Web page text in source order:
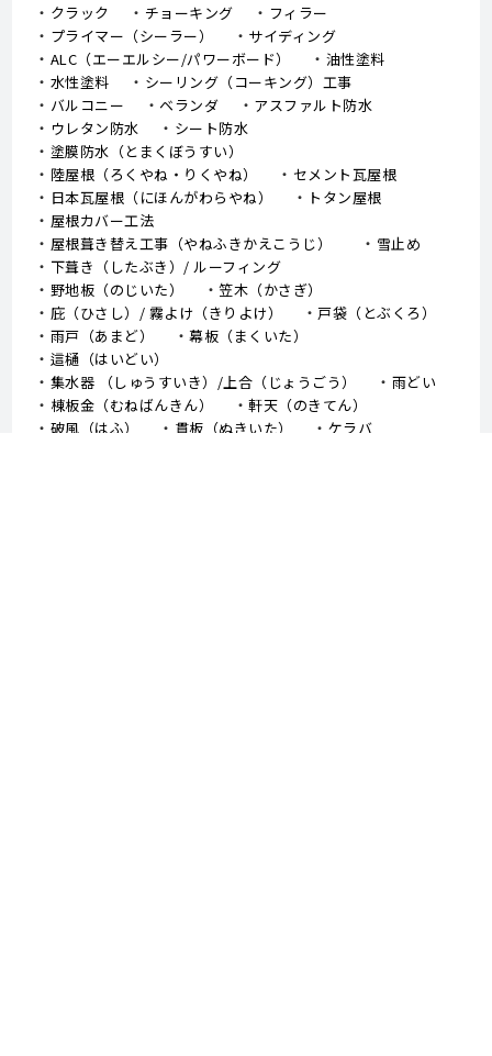
クラック チョーキング
フィラー
プライマー（シーラー）
サイディング
ALC（エーエルシー/パワーボード）
油性塗料
水性塗料
シーリング（コーキング）工事
バルコニー
ベランダ
アスファルト防水
ウレタン防水
シート防水
塗膜防水（とまくぼうすい）
陸屋根（ろくやね・りくやね）
セメント瓦屋根
日本瓦屋根（にほんがわらやね）
トタン屋根
屋根カバー工法
屋根葺き替え工事（やねふきかえこうじ）
雪止め
下葺き（したぶき）/ ルーフィング
野地板（のじいた）
笠木（かさぎ）
庇（ひさし）/ 霧よけ（きりよけ）
戸袋（とぶくろ）
雨戸（あまど）
幕板（まくいた）
這樋（はいどい）
集水器 （しゅうすいき）/上合（じょうごう）
雨どい
棟板金（むねばんきん）
軒天（のきてん）
破風（はふ）
貫板（ぬきいた）
ケラバ